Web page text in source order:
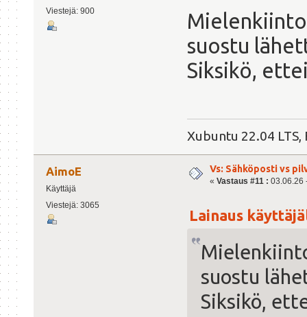
Viestejä: 900
suostu
Siksikö,
Xubuntu 22.04
AimoE
Käyttäjä
Viestejä: 3065
Vs: Sähköposti vs
« Vastaus #11 : 03.06.26
Lainaus
suostu
Siksikö,